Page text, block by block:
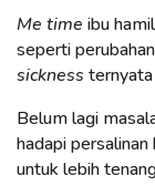
Me time ibu
seperti
sickness
Belum lagi
hadapi
untuk lebih